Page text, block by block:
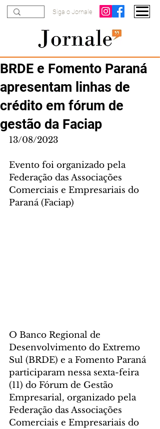
Siga o Jornale
BRDE e Fomento Paraná
apresentam linhas de
crédito em fórum de
gestão da Faciap
13/08/2023
Evento foi organizado pela
Federação das Associações
Comerciais e Empresariais do
Paraná (Faciap)
O Banco Regional de
Desenvolvimento do Extremo
Sul (BRDE) e a Fomento Paraná
participaram nessa sexta-feira
(11) do Fórum de Gestão
Empresarial, organizado pela
Federação das Associações
Comerciais e Empresariais do